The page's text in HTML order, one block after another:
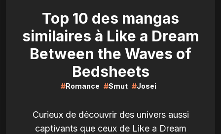
Top 10 des mangas
similaires à Like a Dream
Between the Waves of
Bedsheets
#Romance #Smut #Josei
Curieux de découvrir des univers aussi
captivants que ceux de Like a Dream